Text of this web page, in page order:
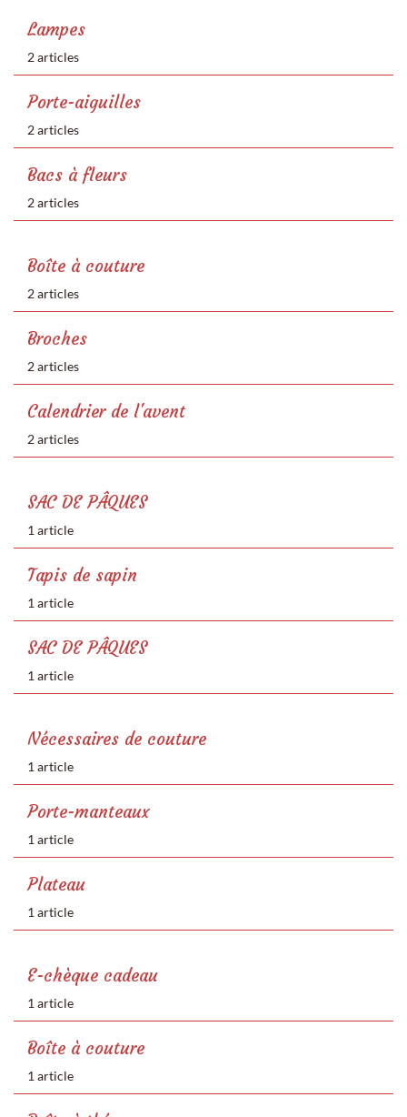
Lampes
2 articles
Porte-aiguilles
2 articles
Bacs à fleurs
2 articles
Boîte à couture
2 articles
Broches
2 articles
Calendrier de l'avent
2 articles
SAC DE PÂQUES
1 article
Tapis de sapin
1 article
SAC DE PÂQUES
1 article
Nécessaires de couture
1 article
Porte-manteaux
1 article
Plateau
1 article
E-chèque cadeau
1 article
Boîte à couture
1 article